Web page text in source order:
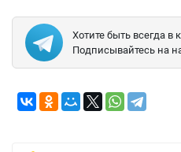
Хотите быть всегда в
Подписывайтесь на